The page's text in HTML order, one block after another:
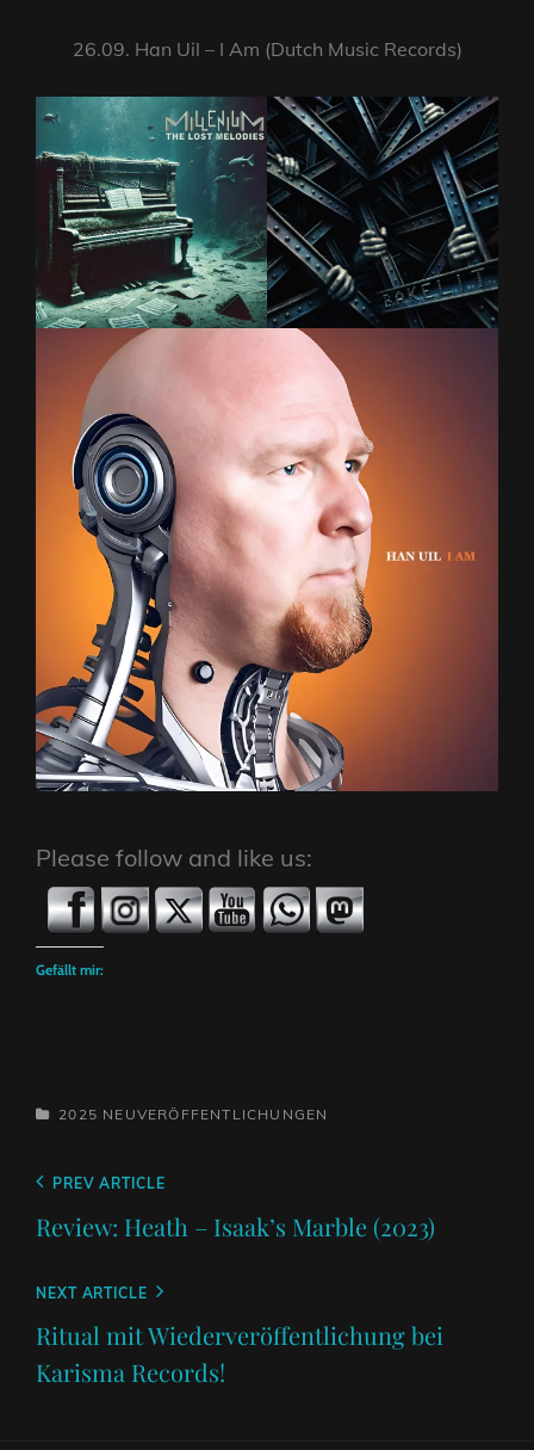
26.09. Han Uil – I Am (Dutch Music Records)
Please follow and like us:
Gefällt mir:
CATEGORIES
2025 NEUVERÖFFENTLICHUNGEN
Beitragsnavigation
Previous
PREV ARTICLE
Review: Heath – Isaak’s Marble (2023)
Next
Post
NEXT ARTICLE
Ritual mit Wiederveröffentlichung bei
Karisma Records!